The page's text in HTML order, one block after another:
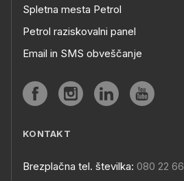
Spletna mesta Petrol
Petrol raziskovalni panel
Email in SMS obveščanje
KONTAKT
Brezplačna tel. številka: 080 22 66